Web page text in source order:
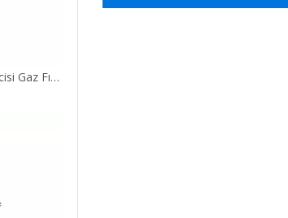
Alümina Seramik Ateşleyicisi Gaz Fırını İçin Kıvılcım Elektrot Tedarikçisi